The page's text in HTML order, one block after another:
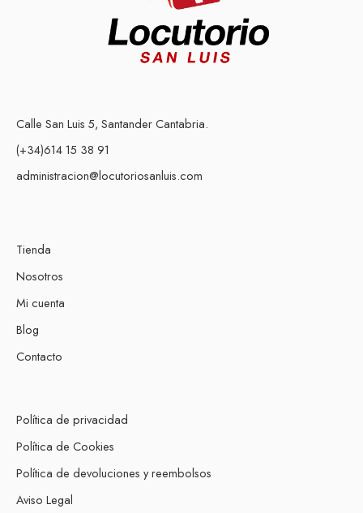
Calle San Luis 5, Santander Cantabria.
(+34)614 15 38 91
administracion@locutoriosanluis.com
Tienda
Nosotros
Mi cuenta
Blog
Contacto
Política de privacidad
Política de Cookies
Política de devoluciones y reembolsos
Aviso Legal